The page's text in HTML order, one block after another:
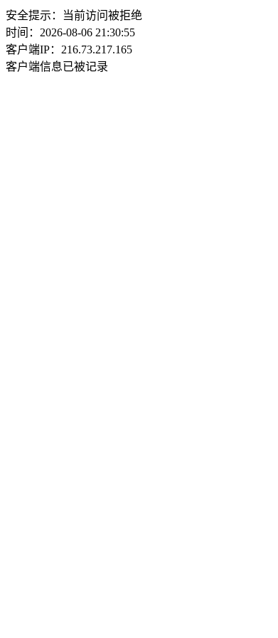
安全提示：当前访问被拒绝
时间：2026-08-06 21:30:55
客户端IP：216.73.217.165
客户端信息已被记录